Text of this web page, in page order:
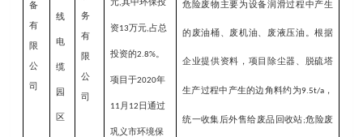
备
有
限
公
司
线
电
缆
园
区
务
有
限
公
司
,
资13万元,占总
投资的2.8%
项目于2020年
11 月 12日通过
巩义市环境保
危险废物主要为设备润滑过程中产生
的 废油桶 、废机油、废液压油。根据
企业提供资料， 项目 除尘器、脱硫塔
生产过程中产生的边角料约为9.5t/a，
统一收集后外售给废品回收站;危险废